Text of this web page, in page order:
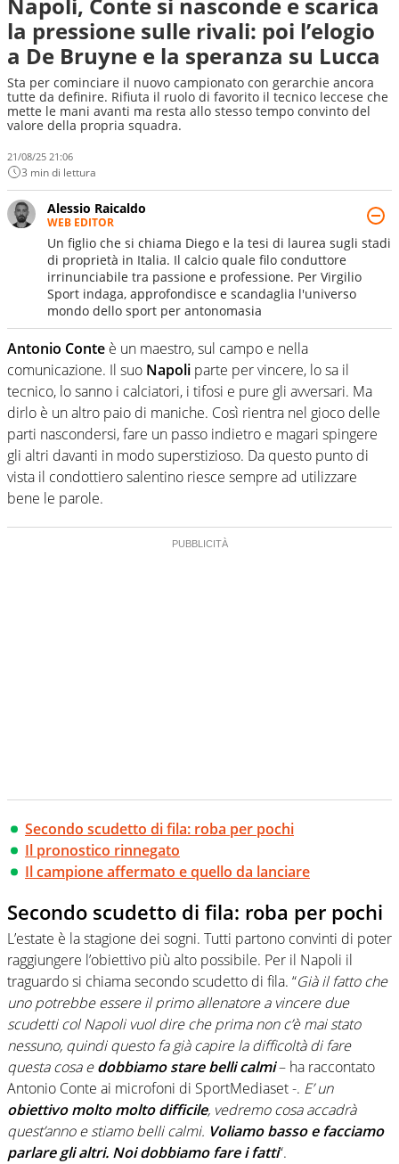
la pressione sulle rivali: poi l’elogio
a De Bruyne e la speranza su Lucca
Sta per cominciare il nuovo campionato con gerarchie ancora
tutte da definire. Rifiuta il ruolo di favorito il tecnico leccese che
mette le mani avanti ma resta allo stesso tempo convinto del
valore della propria squadra.
21/08/25 21:06
3 min di lettura
Alessio Raicaldo
WEB EDITOR
Un figlio che si chiama Diego e la tesi di laurea sugli stadi
di proprietà in Italia. Il calcio quale filo conduttore
irrinunciabile tra passione e professione. Per Virgilio
Sport indaga, approfondisce e scandaglia l'universo
mondo dello sport per antonomasia
Antonio Conte è un maestro, sul campo e nella
comunicazione. Il suo Napoli parte per vincere, lo sa il
tecnico, lo sanno i calciatori, i tifosi e pure gli avversari. Ma
dirlo è un altro paio di maniche. Così rientra nel gioco delle
parti nascondersi, fare un passo indietro e magari spingere
gli altri davanti in modo superstizioso. Da questo punto di
vista il condottiero salentino riesce sempre ad utilizzare
bene le parole.
Secondo scudetto di fila: roba per pochi
Il pronostico rinnegato
Il campione affermato e quello da lanciare
Secondo scudetto di fila: roba per pochi
L’estate è la stagione dei sogni. Tutti partono convinti di poter
raggiungere l’obiettivo più alto possibile. Per il Napoli il
traguardo si chiama secondo scudetto di fila. “Già il fatto che
uno potrebbe essere il primo allenatore a vincere due
scudetti col Napoli vuol dire che prima non c’è mai stato
nessuno, quindi questo fa già capire la difficoltà di fare
questa cosa edobbiamo stare belli calmi– ha raccontato
Antonio Conte ai microfoni di SportMediaset -. E’ un
obiettivo molto molto difficile, vedremo cosa accadrà
quest’anno e stiamo belli calmi. Voliamo basso e facciamo
parlare gli altri. Noi dobbiamo fare i fatti“.